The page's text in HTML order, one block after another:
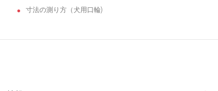
寸法の測り方（犬用口輪)